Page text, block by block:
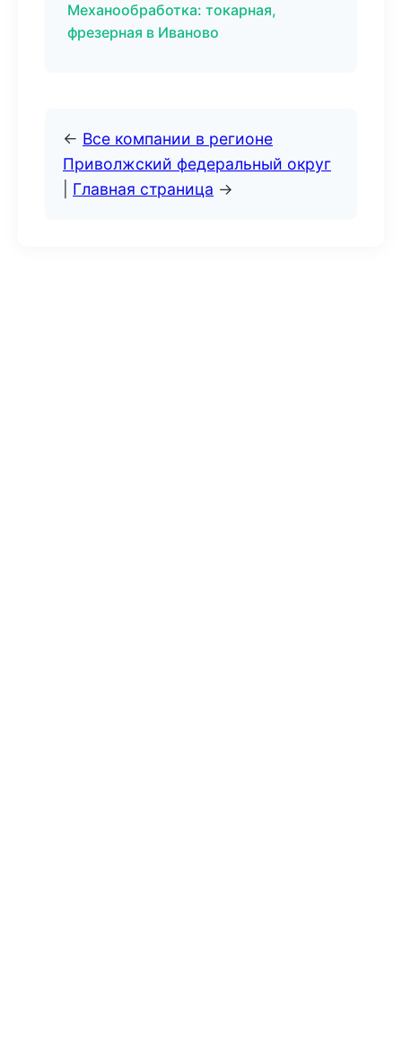
Механообработка: токарная,
фрезерная в Иваново
← Все компании в регионе
Приволжский федеральный округ
Главная страница →